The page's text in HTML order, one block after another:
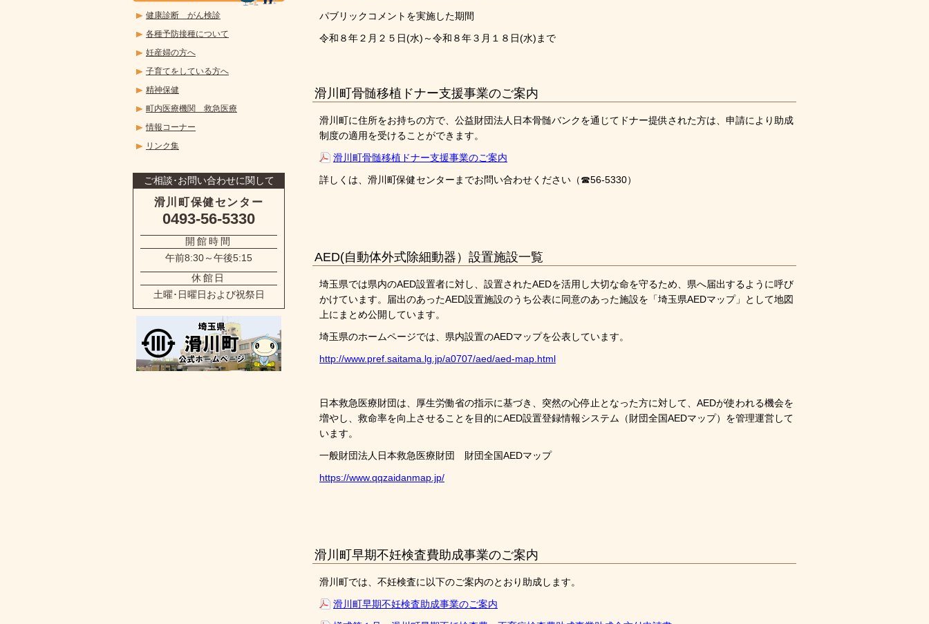
パブリックコメントを実施した期間
令和８年２月２５日(水)～令和８年３月１８日(水)まで
滑川町骨髄移植ドナー支援事業のご案内
滑川町に住所をお持ちの方で、公益財団法人日本骨髄バンクを通じてドナー提供された方は、申請により助成
制度の適用を受けることができます。
滑川町骨髄移植ドナー支援事業のご案内
詳しくは、滑川町保健センターまでお問い合わせください（☎56-5330）
AED(自動体外式除細動器）設置施設一覧
埼玉県では県内のAED設置者に対し、設置されたAEDを活用し大切な命を守るため、県へ届出するように呼び
かけています。届出のあったAED設置施設のうち公表に同意のあった施設を「埼玉県AEDマップ」として地図
上にまとめ公開しています。
埼玉県のホームページでは、県内設置のAEDマップを公表しています。
http://www.pref.saitama.lg.jp/a0707/aed/aed-map.html
日本救急医療財団は、厚生労働省の指示に基づき、突然の心停止となった方に対して、AEDが使われる機会を
増やし、救命率を向上させることを目的にAED設置登録情報システム（財団全国AEDマップ）を管理運営して
います。
一般財団法人日本救急医療財団 財団全国AEDマップ
https://www.qqzaidanmap.jp/
滑川町早期不妊検査費助成事業のご案内
滑川町では、不妊検査に以下のご案内のとおり助成します。
滑川町早期不妊検査助成事業のご案内
健康診断 がん検診
各種予防接種について
妊産婦の方へ
子育てをしている方へ
精神保健
町内医療機関 救急医療
情報コーナー
リンク集
ご相談･お問い合わせに関して
滑川町保健センター
0493-56-5330
開館時間
午前8:30～午後5:15
休館日
土曜･日曜日および祝祭日